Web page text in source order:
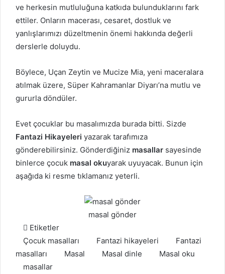
ve herkesin mutluluğuna katkıda bulunduklarını fark
ettiler. Onların macerası, cesaret, dostluk ve
yanlışlarımızı düzeltmenin önemi hakkında değerli
derslerle doluydu.
Böylece, Uçan Zeytin ve Mucize Mia, yeni maceralara
atılmak üzere, Süper Kahramanlar Diyarı’na mutlu ve
gururla döndüler.
Evet çocuklar bu masalımızda burada bitti. Sizde
Fantazi Hikayeleri yazarak tarafımıza
gönderebilirsiniz. Gönderdiğiniz masallar sayesinde
binlerce çocuk masal okuyarak uyuyacak. Bunun için
aşağıda ki resme tıklamanız yeterli.
masal gönder
Etiketler
Çocuk masalları
Fantazi hikayeleri
Fantazi
masalları
Masal Masal dinle
Masal oku
masallar